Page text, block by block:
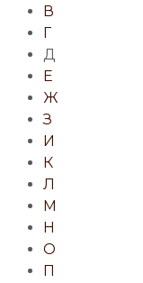
В
Г
Д
Е
Ж
З
И
К
Л
М
Н
О
П